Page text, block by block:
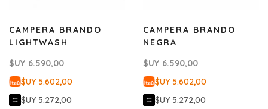
CAMPERA BRANDO
LIGHTWASH
$UY 6.590,00
$UY 5.602,00
$UY 5.272,00
CAMPERA BRANDO
NEGRA
$UY 6.590,00
$UY 5.602,00
$UY 5.272,00